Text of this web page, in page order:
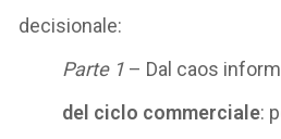
decisionale:
Parte 1 – Dal caos
del ciclo commerciale: